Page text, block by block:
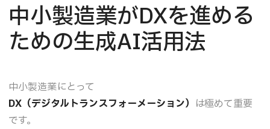
中小製造業がDXを進める
ための生成AI活用法
中小製造業にとって
DX（デジタルトランスフォーメーション） は極めて重要
です。